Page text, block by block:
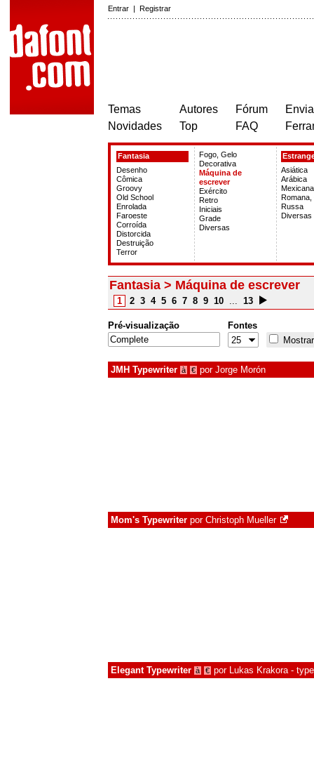
Entrar | Registrar
Temas
Novidades
Autores
Top
Fórum
FAQ
Fantasia
Desenho
Cômica
Groovy
Old School
Enrolada
Faroeste
Corroída
Distorcida
Destruição
Terror
Fogo, Gelo
Decorativa
Máquina de
escrever
Exército
Retro
Iniciais
Grade
Diversas
Asiática
Arábica
Mexicana
Romana,
Russa
Diversas
Fantasia > Máquina de escrever
1 2 3 4 5 6 7 8 9 10 ... 13
Pré-visualização
Fontes
JMH Typewriter à € por Jorge Morón
Mom's Typewriter por Christoph Mueller
Elegant Typewriter à € por Lukas Krakora -